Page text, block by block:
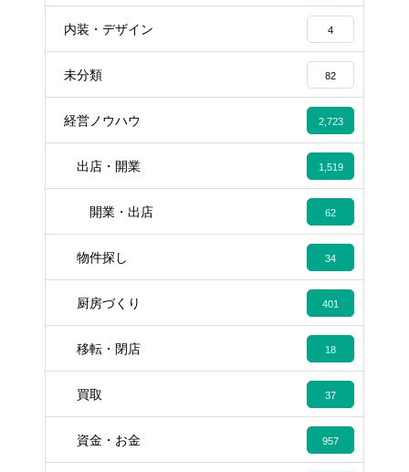
内装・デザイン 4
未分類 82
経営ノウハウ 2,723
出店・開業 1,519
開業・出店 62
物件探し 34
厨房づくり 401
移転・閉店 18
買取 37
資金・お金 957